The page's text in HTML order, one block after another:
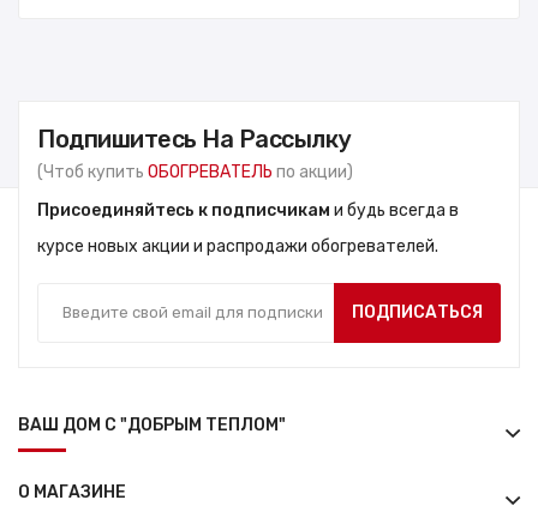
Подпишитесь На Рассылку
(Чтоб купить ОБОГРЕВАТЕЛЬ по акции)
Присоединяйтесь к подписчикам и будь всегда в
курсе новых акции и распродажи обогревателей.
ПОДПИСАТЬСЯ
ВАШ ДОМ С "ДОБРЫМ ТЕПЛОМ"
О МАГАЗИНЕ